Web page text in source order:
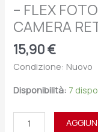
– FLEX
CAMERA
15,90€
Condizione: Nuovo
Disponibilità: 7